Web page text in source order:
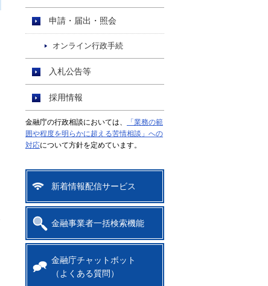
申請・届出・照会
オンライン行政手続
入札公告等
採用情報
金融庁の行政相談においては、
「業務の範
囲や程度を明らかに超える苦情相談」への
対応について方針を定めています。
新着情報配信サービス
金融事業者一括検索機能
金融庁チャットボット
（よくある質問）